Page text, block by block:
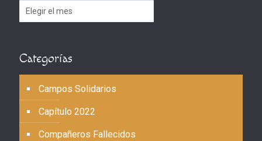
Archivos
Categorías
Campos Solidarios
Capítulo 2022
Compañeros Fallecidos